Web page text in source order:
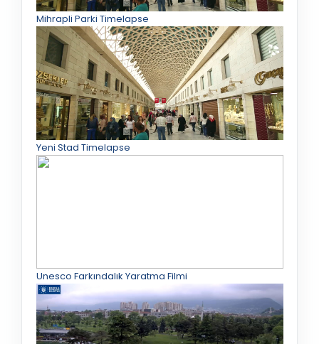
Mihrapli Parki Timelapse
Yeni Stad Timelapse
Unesco Farkındalık Yaratma Filmi